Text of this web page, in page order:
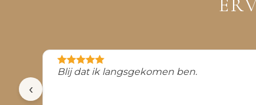
‹
Blij dat ik langsgekomen ben.